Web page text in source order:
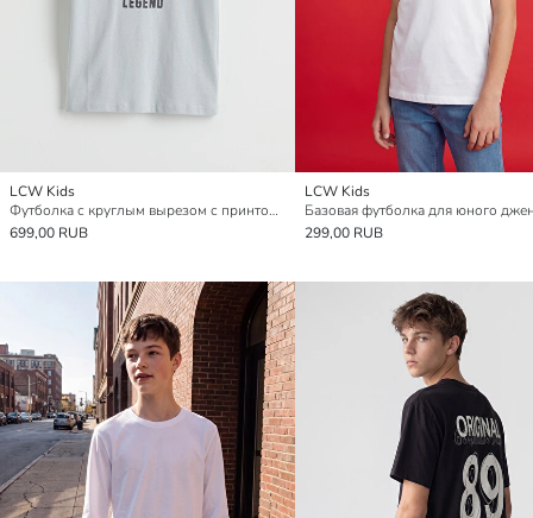
LCW Kids
Футболка с круглым вырезом с принтом для мальчиков
699,00 RUB
LCW Kids
299,00 RUB